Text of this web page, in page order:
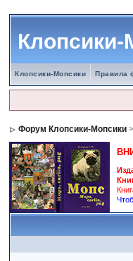
Клопсики-Мопсики Правила
Форум Клопсики-Мопсики